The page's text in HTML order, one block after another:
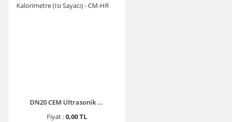
DN20 CEM Ultrasonik ...
Fiyat :0,00 TL